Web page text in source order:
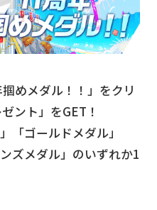
めメダル！！」をクリ
ント」をGET！
「ゴールドメダル」
ズメダル」のいずれか1